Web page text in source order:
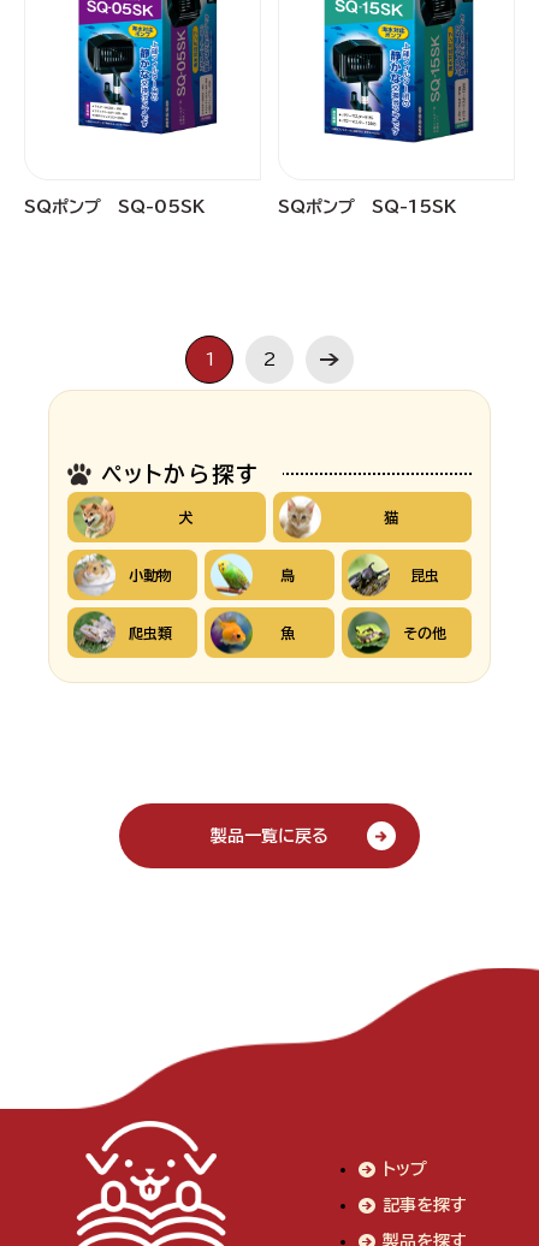
SQポンプ SQ-05SK SQポンプ SQ-15SK
1 2
ペットから探す
犬 猫
小動物 鳥 昆虫
爬虫類 魚 その他
製品一覧に戻る
トップ
記事を探す
製品を探す